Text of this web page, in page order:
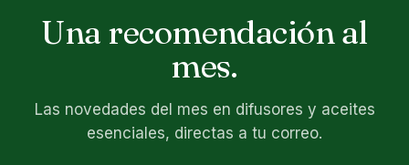
Una recomendación al
mes.
Las novedades del mes en difusores y aceites
esenciales, directas a tu correo.